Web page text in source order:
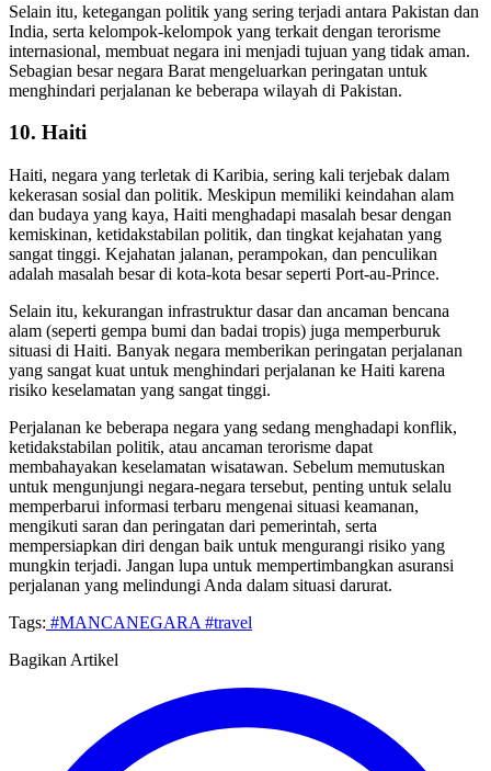
Selain itu, ketegangan politik yang sering terjadi antara Pakistan dan
India, serta kelompok-kelompok yang terkait dengan terorisme
internasional, membuat negara ini menjadi tujuan yang tidak aman.
Sebagian besar negara Barat mengeluarkan peringatan untuk
menghindari perjalanan ke beberapa wilayah di Pakistan.
10. Haiti
Haiti, negara yang terletak di Karibia, sering kali terjebak dalam
kekerasan sosial dan politik. Meskipun memiliki keindahan alam
dan budaya yang kaya, Haiti menghadapi masalah besar dengan
kemiskinan, ketidakstabilan politik, dan tingkat kejahatan yang
sangat tinggi. Kejahatan jalanan, perampokan, dan penculikan
adalah masalah besar di kota-kota besar seperti Port-au-Prince.
Selain itu, kekurangan infrastruktur dasar dan ancaman bencana
alam (seperti gempa bumi dan badai tropis) juga memperburuk
situasi di Haiti. Banyak negara memberikan peringatan perjalanan
yang sangat kuat untuk menghindari perjalanan ke Haiti karena
risiko keselamatan yang sangat tinggi.
Perjalanan ke beberapa negara yang sedang menghadapi konflik,
ketidakstabilan politik, atau ancaman terorisme dapat
membahayakan keselamatan wisatawan. Sebelum memutuskan
untuk mengunjungi negara-negara tersebut, penting untuk selalu
memperbarui informasi terbaru mengenai situasi keamanan,
mengikuti saran dan peringatan dari pemerintah, serta
mempersiapkan diri dengan baik untuk mengurangi risiko yang
mungkin terjadi. Jangan lupa untuk mempertimbangkan asuransi
perjalanan yang melindungi Anda dalam situasi darurat.
Tags: #MANCANEGARA #travel
Bagikan Artikel